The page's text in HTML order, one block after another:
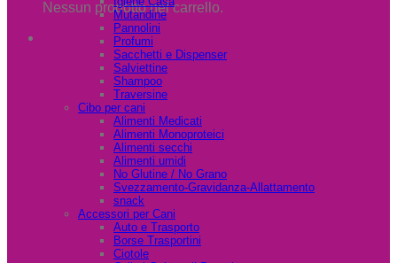
Nessun prodotto nel carrello.
Mutandine
Pannolini
Profumi
Sacchetti e Dispenser
Salviettine
Shampoo
Traversine
Cibo per cani
Alimenti Medicati
Alimenti Monoproteici
Alimenti secchi
Alimenti umidi
No Glutine / No Grano
Svezzamento-Gravidanza-Allattamento
snack
Accessori per Cani
Auto e Trasporto
Borse Trasportini
Ciotole